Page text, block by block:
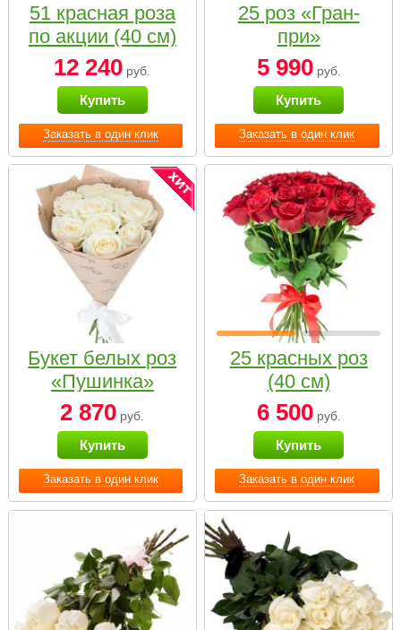
Заказать в один клик
51 красная роза
по акции (40 см)
12 240 руб.
Купить
Заказать в один клик
25 роз «Гран-
при»
5 990руб.
Купить
Заказать в один клик
Букет белых роз
«Пушинка»
2 870 руб.
Купить
Заказать в один клик
25 красных роз
(40 см)
6 500руб.
Купить